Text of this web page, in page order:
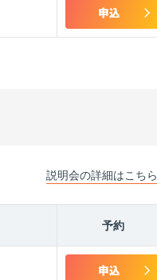
説明会の詳細はこちら
予約